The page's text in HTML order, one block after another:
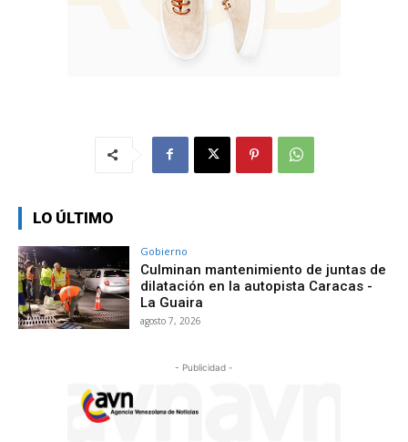
LO ÚLTIMO
Gobierno
Culminan mantenimiento de juntas de
dilatación en la autopista Caracas -
La Guaira
agosto 7, 2026
- Publicidad -